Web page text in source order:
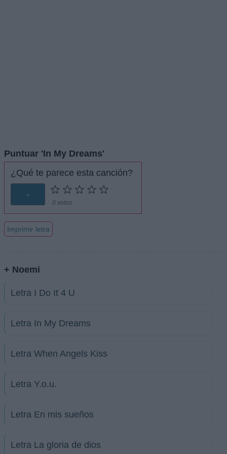
Puntuar 'In My Dreams'
¿Qué te parece esta canción?
-
0 votos
Imprimir letra
+ Noemi
Letra I Do It 4 U
Letra In My Dreams
Letra When Angels Kiss
Letra Y.o.u.
Letra En mis sueños
Letra La gloria de dios